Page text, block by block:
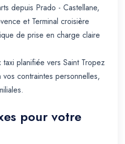
depuis Prado - Castellane,
et Terminal croisière
de prise en charge claire
planifiée vers Saint Tropez
contraintes personnelles,
pour votre